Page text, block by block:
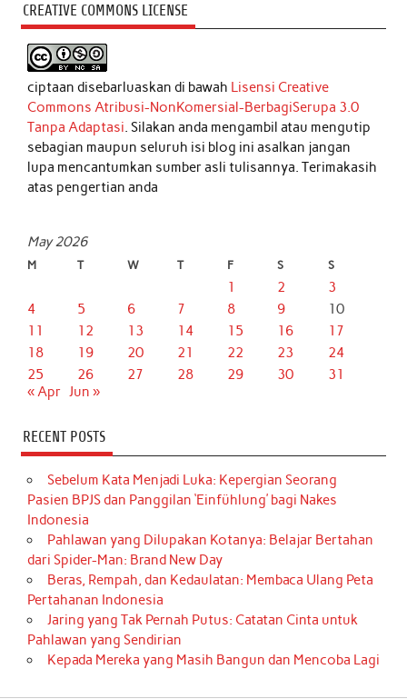
CREATIVE COMMONS LICENSE
ciptaan disebarluaskan di bawah Lisensi Creative
Commons Atribusi-NonKomersial-BerbagiSerupa 3.0
Tanpa Adaptasi . Silakan anda mengambil atau mengutip
sebagian maupun seluruh isi blog ini asalkan jangan
lupa mencantumkan sumber asli tulisannya. Terimakasih
atas pengertian anda
May 2026
M T W T F S S
1 2
3
4
5 6 7 8 9
10
11
12 13 14 15 16
17
18
19 20 21 22 23
24
25
26 27 28 29 30
31
« Apr Jun »
RECENT POSTS
Sebelum Kata Menjadi Luka: Kepergian Seorang
Pasien BPJS dan Panggilan ‘Einfühlung’ bagi Nakes
Indonesia
Pahlawan yang Dilupakan Kotanya: Belajar Bertahan
dari Spider-Man: Brand New Day
Beras, Rempah, dan Kedaulatan: Membaca Ulang Peta
Pertahanan Indonesia
Jaring yang Tak Pernah Putus: Catatan Cinta untuk
Pahlawan yang Sendirian
Kepada Mereka yang Masih Bangun dan Mencoba Lagi